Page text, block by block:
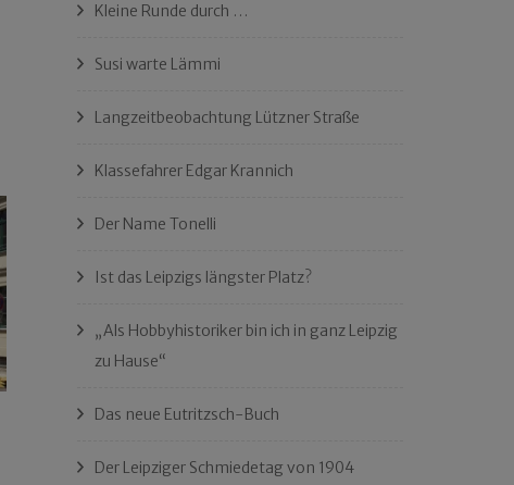
Kleine Runde durch …
Susi warte Lämmi
Langzeitbeobachtung Lützner Straße
Klassefahrer Edgar Krannich
Der Name Tonelli
Ist das Leipzigs längster Platz?
„Als Hobbyhistoriker bin ich in ganz Leipzig
zu Hause“
Das neue Eutritzsch-Buch
Der Leipziger Schmiedetag von 1904